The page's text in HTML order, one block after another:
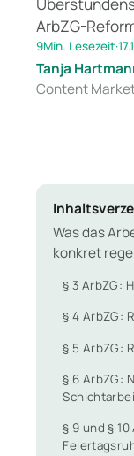
ArbZG-
9Min. Lesezeit·
Tanja
Content
Was das
konkret
§ 3 ArbZG:
§ 4 ArbZG:
§ 5 ArbZG:
§ 6 ArbZG:
§ 9 und §